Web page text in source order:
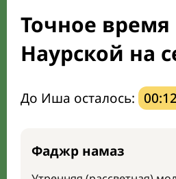
Мечети и молельные
Направление киблы
Точное
Наурской на
До Иша осталось:
Фаджр намаз